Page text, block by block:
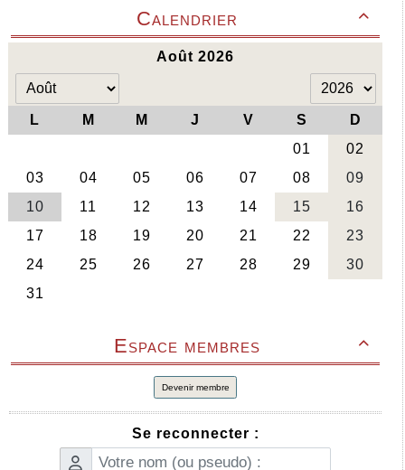

Calendrier

Espace membres
Devenir membre
Se reconnecter :